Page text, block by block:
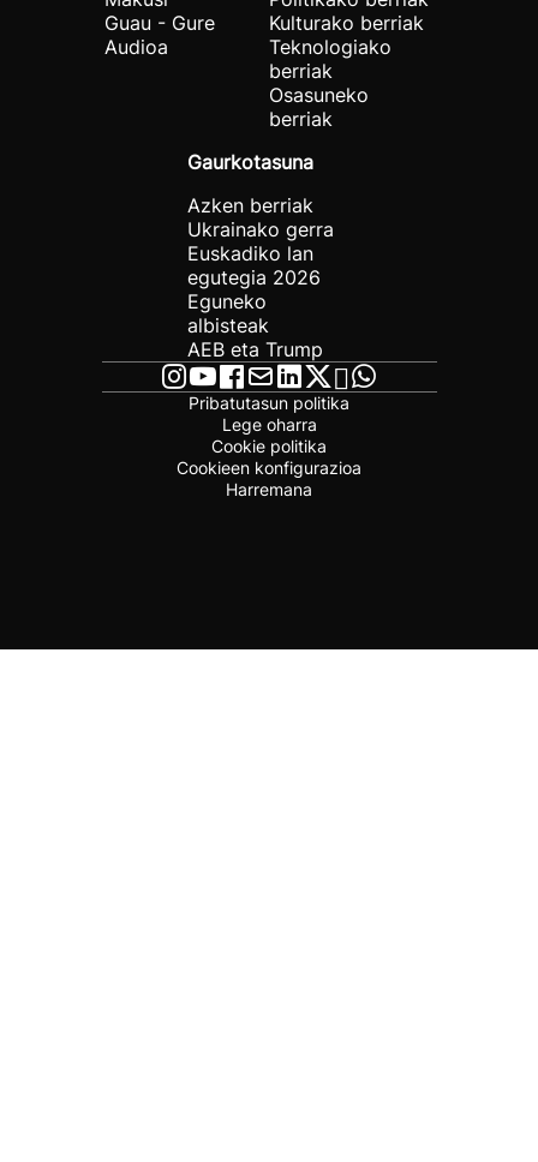
Guau - Gure
Audioa
Kulturako berriak
Teknologiako
berriak
Osasuneko
berriak
Gaurkotasuna
Azken berriak
Ukrainako gerra
Euskadiko lan
egutegia 2026
Eguneko
albisteak
AEB eta Trump
Pribatutasun politika
Lege oharra
Cookie politika
Cookieen konfigurazioa
Harremana